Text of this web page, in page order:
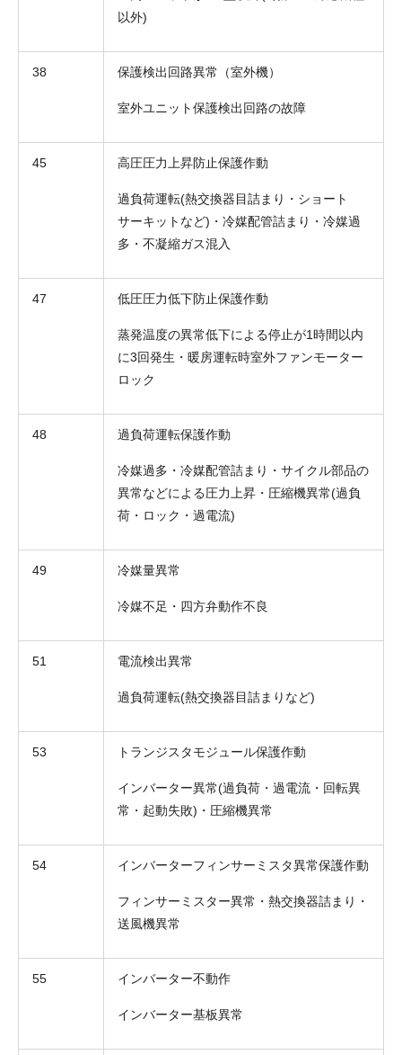
以外)
38 保護検出回路異常（室外機）
室外ユニット保護検出回路の故障
45 高圧圧力上昇防止保護作動
過負荷運転(熱交換器目詰まり・ショート
サーキットなど)・冷媒配管詰まり・冷媒過
多・不凝縮ガス混入
47 低圧圧力低下防止保護作動
蒸発温度の異常低下による停止が1時間以内
に3回発生・暖房運転時室外ファンモーター
ロック
48 過負荷運転保護作動
冷媒過多・冷媒配管詰まり・サイクル部品の
異常などによる圧力上昇・圧縮機異常(過負
荷・ロック・過電流)
49 冷媒量異常
冷媒不足・四方弁動作不良
51 電流検出異常
過負荷運転(熱交換器目詰まりなど)
53 トランジスタモジュール保護作動
インバーター異常(過負荷・過電流・回転異
常・起動失敗)・圧縮機異常
54 インバーターフィンサーミスタ異常保護作動
フィンサーミスター異常・熱交換器詰まり・
送風機異常
55 インバーター不動作
インバーター基板異常
お電話